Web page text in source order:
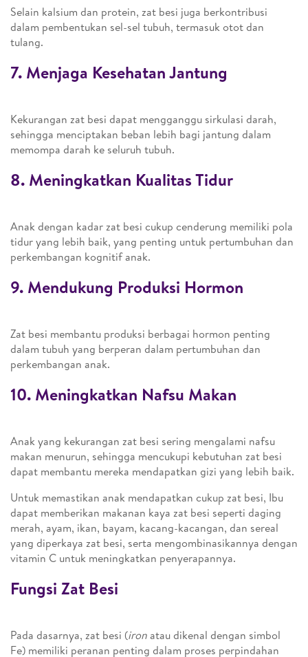
Selain kalsium dan protein, zat besi juga berkontribusi
dalam pembentukan sel-sel tubuh, termasuk otot dan
tulang.
7. Menjaga Kesehatan Jantung
Kekurangan zat besi dapat mengganggu sirkulasi darah,
sehingga menciptakan beban lebih bagi jantung dalam
memompa darah ke seluruh tubuh.
8. Meningkatkan Kualitas Tidur
Anak dengan kadar zat besi cukup cenderung memiliki pola
tidur yang lebih baik, yang penting untuk pertumbuhan dan
perkembangan kognitif anak.
9. Mendukung Produksi Hormon
Zat besi membantu produksi berbagai hormon penting
dalam tubuh yang berperan dalam pertumbuhan dan
perkembangan anak.
10. Meningkatkan Nafsu Makan
Anak yang kekurangan zat besi sering mengalami nafsu
makan menurun, sehingga mencukupi kebutuhan zat besi
dapat membantu mereka mendapatkan gizi yang lebih baik.
Untuk memastikan anak mendapatkan cukup zat besi, Ibu
dapat memberikan makanan kaya zat besi seperti daging
merah, ayam, ikan, bayam, kacang-kacangan, dan sereal
yang diperkaya zat besi, serta mengombinasikannya dengan
vitamin C untuk meningkatkan penyerapannya.
Fungsi Zat Besi
Pada dasarnya, zat besi (ironatau dikenal dengan simbol
Fe) memiliki peranan penting dalam proses perpindahan